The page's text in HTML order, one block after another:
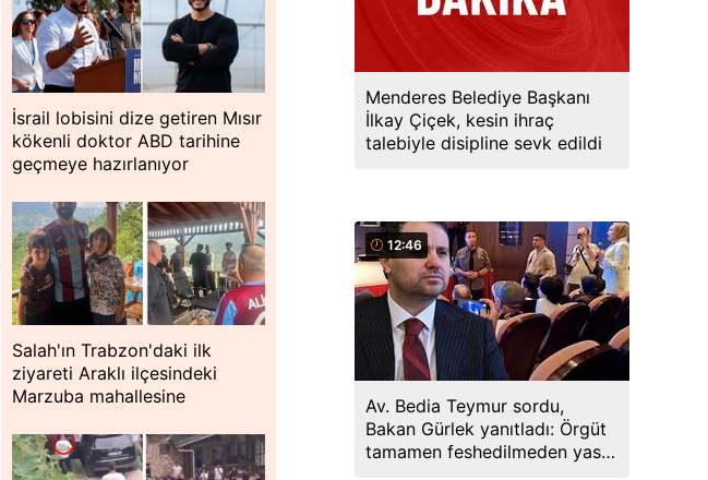
İsrail lobisini dize getiren Mısır
kökenli doktor ABD tarihine
geçmeye hazırlanıyor
Salah'ın Trabzon'daki ilk
ziyareti Araklı ilçesindeki
Marzuba mahallesine
Menderes Belediye Başkanı
İlkay Çiçek, kesin ihraç
talebiyle disipline sevk edildi
12:46
Av. Bedia Teymur sordu,
Bakan Gürlek yanıtladı: Örgüt
tamamen feshedilmeden yasa